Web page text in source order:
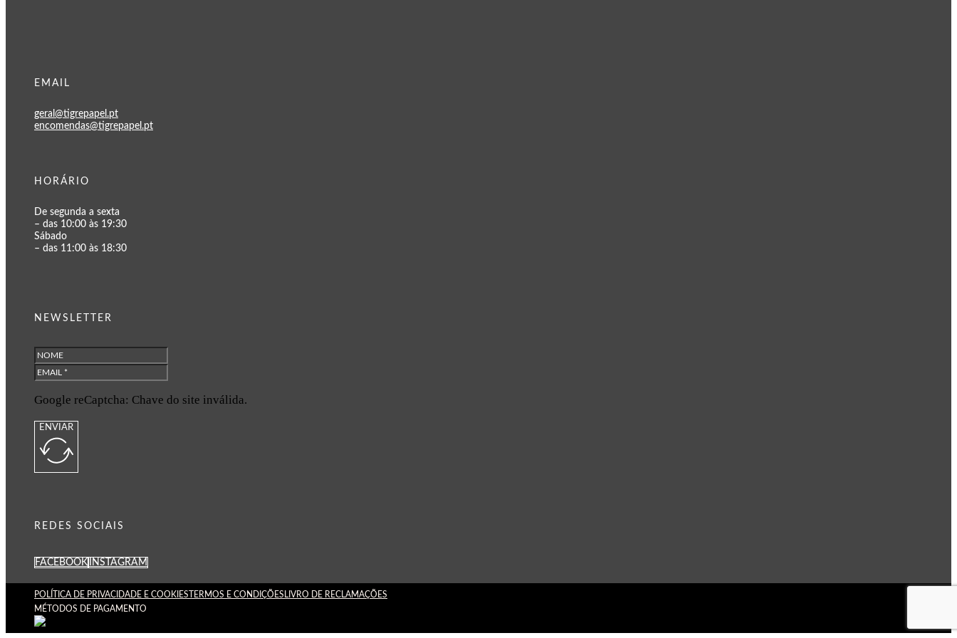
EMAIL
geral@tigrepapel.pt
encomendas@tigrepapel.pt
HORÁRIO
De segunda a sexta
– das 10:00 às 19:30
Sábado
– das 11:00 às 18:30
NEWSLETTER
Google reCaptcha: Chave do site inválida.
ENVIAR
REDES SOCIAIS
FACEBOOK INSTAGRAM
POLÍTICA DE PRIVACIDADE E COOKIES TERMOS E CONDIÇÕES LIVRO DE RECLAMAÇÕES
MÉTODOS DE PAGAMENTO